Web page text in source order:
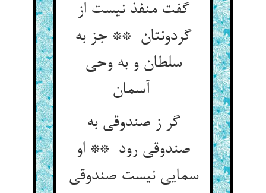
گفت منفذ نیست از
گردونتان ** جز به
سلطان و به وحی
گر ز صندوقی به
صندوقی رود ** او
سمایی نیست صندوقی